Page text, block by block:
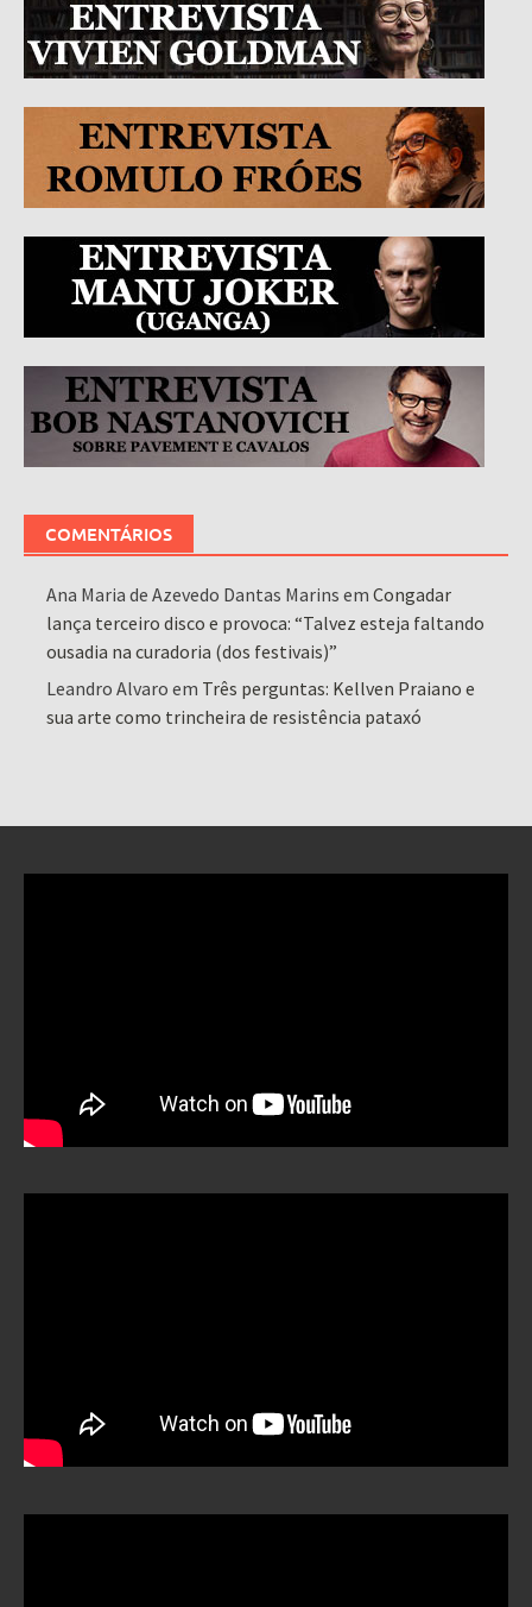
COMENTÁRIOS
Ana Maria de Azevedo Dantas Marins emCongadar
lança terceiro disco e provoca: “Talvez esteja faltando
ousadia na curadoria (dos festivais)”
Leandro Alvaro em Três perguntas: Kellven Praiano e
sua arte como trincheira de resistência pataxó